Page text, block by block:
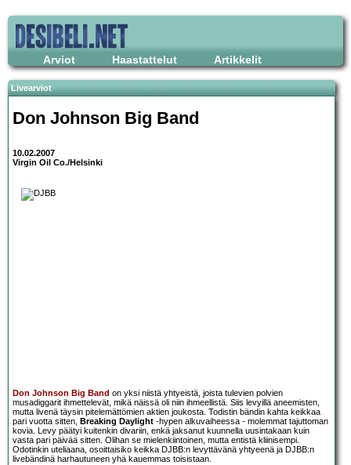
Arviot Haastattelut Artikkelit
Livearviot
Don Johnson Big Band
10.02.2007
Virgin Oil Co./Helsinki
Don Johnson Big Band on yksi niistä yhtyeistä, joista tulevien polvien
musadiggarit ihmettelevät, mikä näissä oli niin ihmeellistä. Siis levyillä aneemisten,
mutta livenä täysin pitelemättömien aktien joukosta. Todistin bändin kahta keikkaa
pari vuotta sitten, Breaking Daylight -hypen alkuvaiheessa - molemmat tajuttoman
kovia. Levy päätyi kuitenkin divariin, enkä jaksanut kuunnella uusintakaan kuin
vasta pari päivää sitten. Olihan se mielenkiintoinen, mutta entistä kliinisempi.
Odotinkin uteliaana, osoittaisiko keikka DJBB:n levyttävänä yhtyeenä ja DJBB:n
livebändinä harhautuneen yhä kauemmas toisistaan.